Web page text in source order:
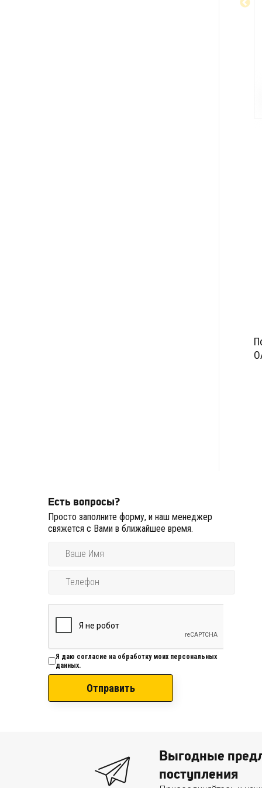
Есть вопросы?
Просто заполните форму, и наш менеджер
свяжется с Вами в ближайшее время.
Я даю согласие на обработку моих персональных
данных.
Отправить
Выгодные
поступления